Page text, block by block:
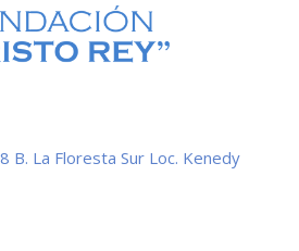
B. La Floresta Sur Loc. Kenedy